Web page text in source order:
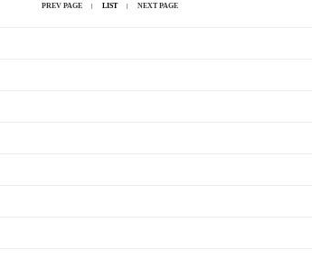
PREV PAGE LIST NEXT PAGE